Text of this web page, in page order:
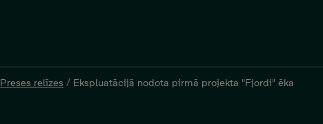
Preses relīzes / Ekspluatācijā nodota pirmā projekta "Fjordi" ēka